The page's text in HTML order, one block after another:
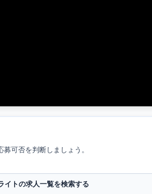
可否を判断しましょう。
イトの求人一覧を検索する